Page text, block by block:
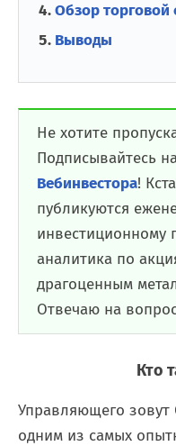
Обзор торговой
Выводы
Не хотите
Подписывайтесь
Вебинвестора!
публикуются
инвестиционному
аналитика по
драгоценным
Отвечаю на
Кто
Управляющего зовут
одним из самых